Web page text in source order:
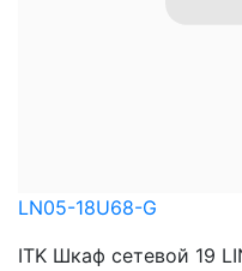
LN05-18U68-G
ITK Шкаф сетевой 19